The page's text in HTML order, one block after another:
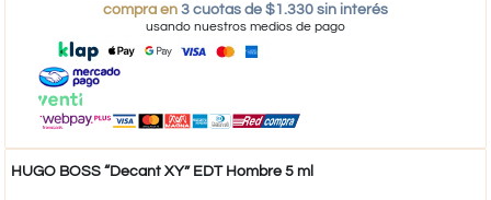
compra en 3 cuotas de $1.330 sin interés
usando nuestros medios de pago
HUGO BOSS “Decant XY” EDT Hombre 5 ml